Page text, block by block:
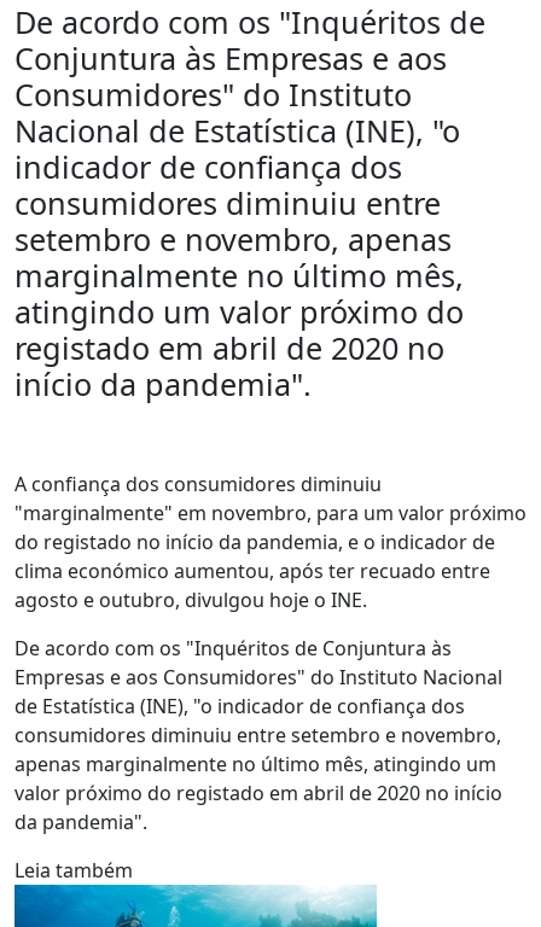
De acordo com os "Inquéritos de
Conjuntura às Empresas e aos
Consumidores" do Instituto
Nacional de Estatística (INE), "o
indicador de confiança dos
consumidores diminuiu entre
setembro e novembro, apenas
marginalmente no último mês,
atingindo um valor próximo do
registado em abril de 2020 no
início da pandemia".
A confiança dos consumidores diminuiu
"marginalmente" em novembro, para um valor próximo
do registado no início da pandemia, e o indicador de
clima económico aumentou, após ter recuado entre
agosto e outubro, divulgou hoje o INE.
De acordo com os "Inquéritos de Conjuntura às
Empresas e aos Consumidores" do Instituto Nacional
de Estatística (INE), "o indicador de confiança dos
consumidores diminuiu entre setembro e novembro,
apenas marginalmente no último mês, atingindo um
valor próximo do registado em abril de 2020 no início
da pandemia".
Leia também